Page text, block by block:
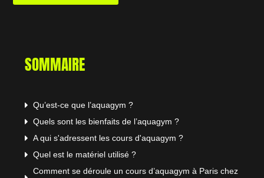
SOMMAIRE
Qu’est-ce que l’aquagym ?
Quels sont les bienfaits de l’aquagym ?
A qui s'adressent les cours d'aquagym ?
Quel est le matériel utilisé ?
Comment se déroule un cours d’aquagym à Paris chez